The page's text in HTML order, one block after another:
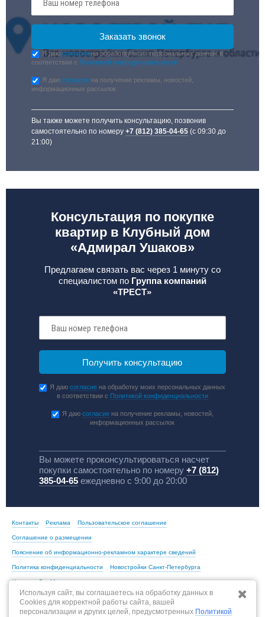
Я даюсогласие на обработку моих персональных данных в
соответствии с Политикой конфиденциальности
Я даюсогласие на получение рекламы, новостей,
информационных рассылок
Вы также можете получить консультацию, позвонив
самостоятельно по номеру+7 (812) 385-04-65 (с 09:30 до
21:00)
Консультация по покупке
квартир в Клубный дом
«Адмирал Ушаков»
Предлагаем связать вас через 1 минуту со
специалистом по Группа компаний
«ТРЕСТ»
Я даюсогласие на обработку моих персональных данных
в соответствии с Политикой конфиденциальности
Я даю согласиена получение рекламы, новостей,
информационных рассылок
Вы можете проконсультироваться насчет
покупки самостоятельно по номеру +7 (812)
385-04-65ежедневно с 9:00 до 20:00
Контакты Реклама Пользовательское соглашение
Соглашение о размещении
Пояснение об информационно-рекламном характере сведений
Политика конфиденциальности Новостройки Санкт-Петербурга
Новостройки Москвы
Используя сайт, вы соглашаетесь на обработку данных в
Cookies для корректной работы сайта, вашей
персонализации и других целей, предусмотренных Политикой